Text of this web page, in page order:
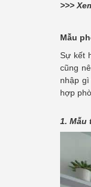
>>>
Mẫu
Sự kết
cũng
nhập
hợp
1. Mẫu